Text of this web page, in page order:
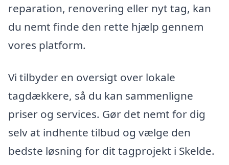
reparation, renovering eller nyt tag, kan
du nemt finde den rette hjælp gennem
vores platform.
Vi tilbyder en oversigt over lokale
tagdækkere, så du kan sammenligne
priser og services. Gør det nemt for dig
selv at indhente tilbud og vælge den
bedste løsning for dit tagprojekt i Skelde.